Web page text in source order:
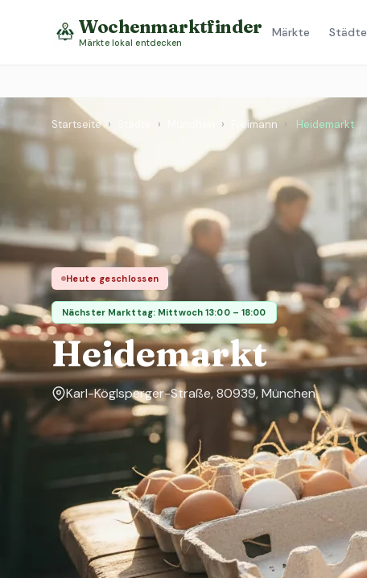
Wochenmarktfinder
Märkte lokal entdecken
Märkte Städte
Startseite › › › Freimann › Heidemarkt
Heute geschlossen
Nächster Markttag: Mittwoch 13:00 – 18:00
Heidemarkt
Karl-Köglsperger-Straße, 80939, München
Markttage